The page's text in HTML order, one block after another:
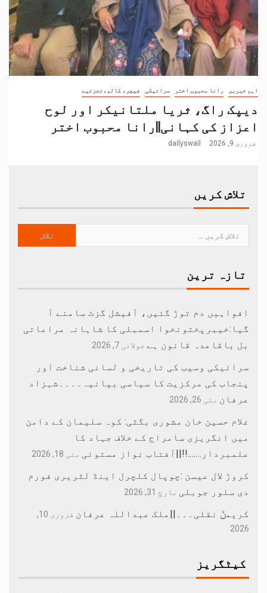
اہم خبریں رانا محبوب اختر سرائیکی فیچر، کالم،تجزئیے
دیپک راگ، ثریا ملتانیکر اور لوح
اعزاز کی کہانی||رانا محبوب اختر
فروری 9, 2026 dailyswail
تلاش کریں
تازہ ترین
افواہیں دم توڑ گئیں، آفیشل گزٹ سامنے آ
گیا:خیبرپختونخوا اسمبلی کا شاہانہ مراعاتی
بل باقاعدہ قانون ہے جولائی 7, 2026
سرائیکی وسیب کی تاریخی و لسانی شناخت اور
پنجاب کی مرکزیت کا سیاسی بیانیہ۔۔۔۔شہزاد
عرفان مئی 26, 2026
غلام حسین خان مشوری بگٹی: کوہ سلیمان کے دامن
میں انگریزی سامراج کے خلاف جہاد کا
علمبردار…….!!||آفتاب نواز مستوئی مئی 18, 2026
کروڑ لال عیسن :چوپال کلچرل اینڈ لٹریری فورم
دی سلور جوبلی مارچ 31, 2026
کریمݨ نقلی۔۔۔||ملک عبداللہ عرفان
فروری 10,
2026
کیٹگریز